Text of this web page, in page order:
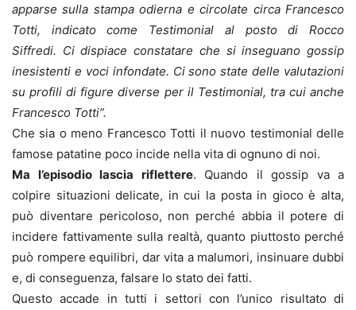
apparse sulla stampa odierna e circolate circa Francesco
Totti, indicato come Testimonial al posto di Rocco
Siffredi. Ci dispiace constatare che si inseguano gossip
inesistenti e voci infondate. Ci sono state delle valutazioni
su profili di figure diverse per il Testimonial, tra cui anche
Francesco Totti”.
Che sia o meno Francesco Totti il nuovo testimonial delle
famose patatine poco incide nella vita di ognuno di noi.
Ma l’episodio lascia riflettere. Quando il gossip va a
colpire situazioni delicate, in cui la posta in gioco è alta,
può diventare pericoloso, non perché abbia il potere di
incidere fattivamente sulla realtà, quanto piuttosto perché
può rompere equilibri, dar vita a malumori, insinuare dubbi
e, di conseguenza, falsare lo stato dei fatti.
Questo accade in tutti i settori con l’unico risultato di